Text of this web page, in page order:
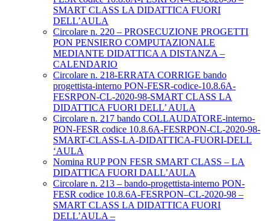
SMART CLASS LA DIDATTICA FUORI
DELL’AULA
Circolare n. 220 – PROSECUZIONE PROGETTI
PON PENSIERO COMPUTAZIONALE
MEDIANTE DIDATTICA A DISTANZA –
CALENDARIO
Circolare n. 218-ERRATA CORRIGE bando
progettista-interno PON-FESR-codice-10.8.6A-
FESRPON-CL-2020-98-SMART CLASS LA
DIDATTICA FUORI DELL’ AULA
Circolare n. 217 bando COLLAUDATORE-interno-
PON-FESR codice 10.8.6A-FESRPON-CL-2020-98-
SMART-CLASS-LA-DIDATTICA-FUORI-DELL
‘AULA
Nomina RUP PON FESR SMART CLASS – LA
DIDATTICA FUORI DALL’AULA
Circolare n. 213 – bando-progettista-interno PON-
FESR codice 10.8.6A-FESRPON–CL-2020-98 –
SMART CLASS LA DIDATTICA FUORI
DELL’AULA –